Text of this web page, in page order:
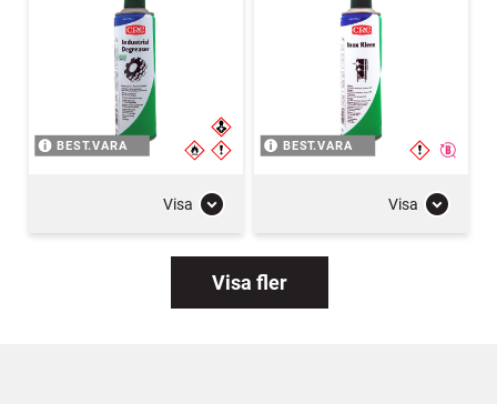
BEST.VARA
Visa
BEST.VARA
Visa
Visa fler